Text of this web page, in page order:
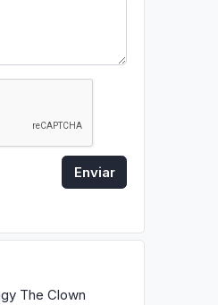
Enviar
The Clown